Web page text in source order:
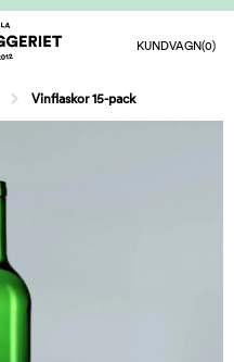
KUNDVAGN(0)
Vinflaskor 15-pack